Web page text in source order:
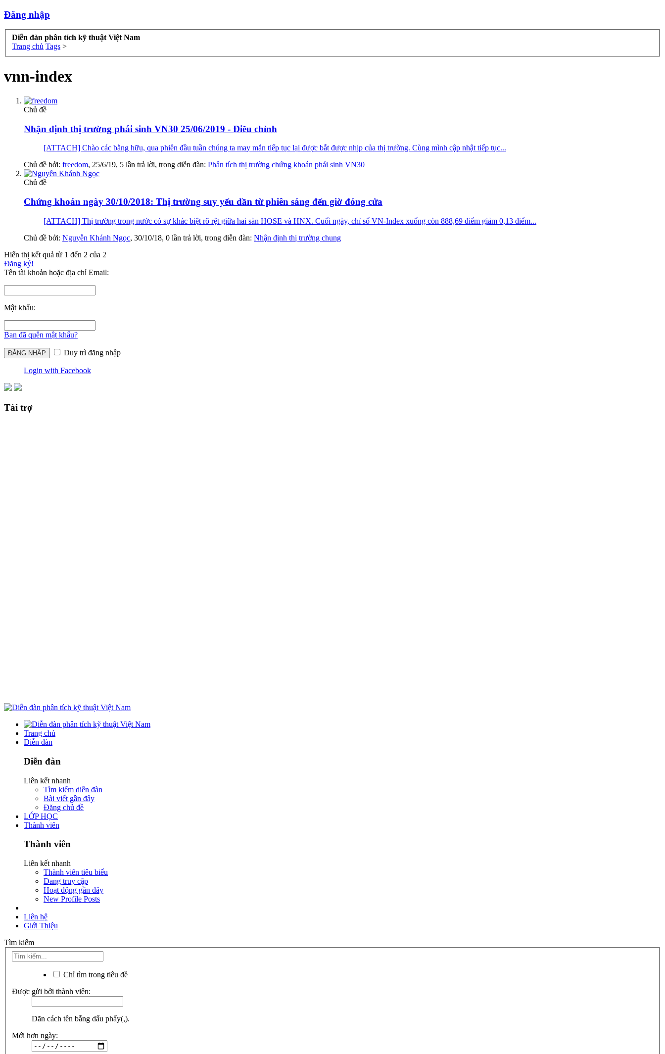
Đăng nhập
Diễn đàn phân tích kỹ thuật Việt Nam
Trang chủ Tags >
vnn-index
Chủ đề
Nhận định thị trường phái sinh VN30 25/06/2019 - Điều chỉnh
[ATTACH] Chào các bằng hữu, qua phiên đầu tuần chúng ta may mắn tiếp tục lại được bắt được nhịp của thị trường. Cùng mình cập nhật tiếp tục...
Chủ đề bởi: freedom, 25/6/19, 5 lần trả lời, trong diễn đàn: Phân tích thị trường chứng khoán phái sinh VN30
Chủ đề
Chứng khoán ngày 30/10/2018: Thị trường suy yếu dần từ phiên sáng đến giờ đóng cửa
[ATTACH] Thị trường trong nước có sự khác biệt rõ rệt giữa hai sàn HOSE và HNX. Cuối ngày, chỉ số VN-Index xuống còn 888,69 điểm giảm 0,13 điểm...
Chủ đề bởi: Nguyễn Khánh Ngọc, 30/10/18, 0 lần trả lời, trong diễn đàn: Nhận định thị trường chung
Hiển thị kết quả từ 1 đến 2 của 2
Đăng ký!
Tên tài khoản hoặc địa chỉ Email:
Mật khẩu:
Bạn đã quên mật khẩu?
Duy trì đăng nhập
Login with Facebook
Tài trợ
Trang chủ
Diễn đàn
Diễn đàn
Liên kết nhanh
Tìm kiếm diễn đàn
Bài viết gần đây
Đăng chủ đề
LỚP HỌC
Thành viên
Thành viên
Liên kết nhanh
Thành viên tiêu biểu
Đang truy cập
Hoạt động gần đây
New Profile Posts
Liên hệ
Giới Thiệu
Tìm kiếm
Chỉ tìm trong tiêu đề
Được gửi bởi thành viên:
Dãn cách tên bằng dấu phẩy(,).
Mới hơn ngày: